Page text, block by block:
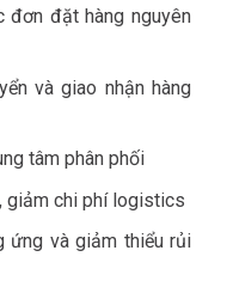
đơn đặt hàng nguyên
và giao nhận hàng
tâm phân phối
giảm chi phí logistics
ứng và giảm thiểu rủi